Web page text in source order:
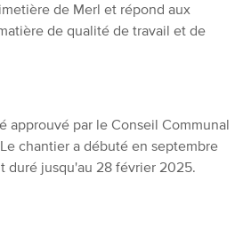
de Merl et répond aux
de qualité de travail et de
approuvé par le Conseil Communal
chantier a débuté en septembre
duré jusqu'au 28 février 2025.